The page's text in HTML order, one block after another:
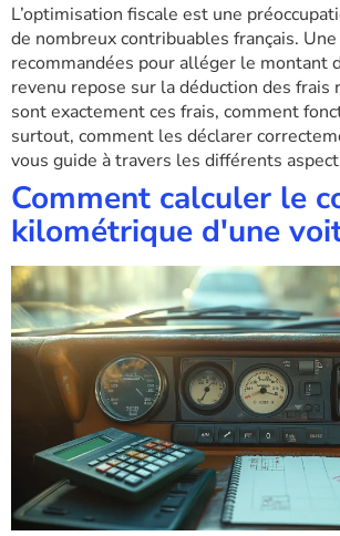
L’optimisation fiscale est une
de nombreux contribuables français.
recommandées pour alléger le montant
revenu repose sur la déduction des frais
sont exactement ces frais, comment
surtout, comment les déclarer
vous guide à travers les différents
Comment calculer le
kilométrique d'une